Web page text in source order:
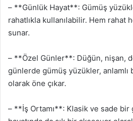
– **Günlük Hayat**: Gümüş
rahatlıkla kullanılabilir. Hem rahat
sunar.
– **Özel Günler**: Düğün, nişan,
günlerde gümüş yüzükler, anlamlı
olarak öne çıkar.
– **İş Ortamı**: Klasik ve sade bir